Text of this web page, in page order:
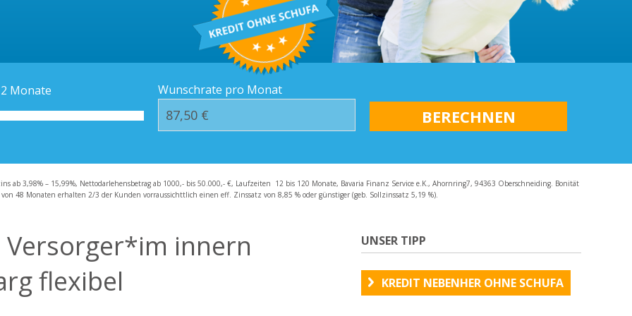
Häufige Fragen – FAQ
Monate Wunschrate pro Monat
ab 3,98% – 15,99%, Nettodarlehensbetrag ab 1000,- bis 50.000,- €, Laufzeiten 12 bis 120 Monate, Bavaria Finanz Service e.K., Ahornring7, 94363 Oberschneiding. Bonität
48 Monaten erhalten 2/3 der Kunden vorraussichttlich einen eff. Zinssatz von 8,85 % oder günstiger (geb. Sollzinssatz 5,19 %).
Versorger*im innern
flexibel
UNSER TIPP
KREDIT NEBENHER OHNE SCHUFA